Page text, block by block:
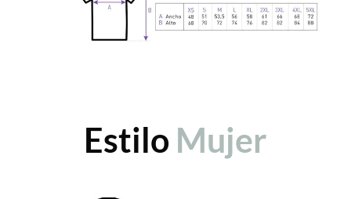
Estilo Mujer